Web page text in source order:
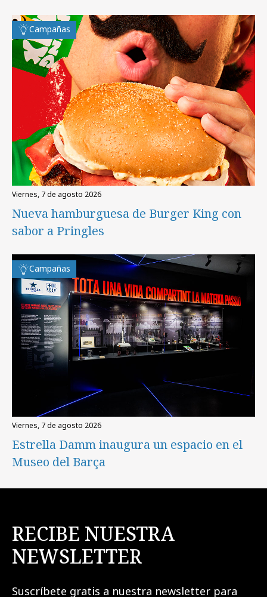
Campañas
viernes, 7 de agosto 2026
Nueva hamburguesa de Burger King con
sabor a Pringles
Campañas
viernes, 7 de agosto 2026
Estrella Damm inaugura un espacio en el
Museo del Barça
RECIBE NUESTRA
NEWSLETTER
Suscríbete gratis a nuestra newsletter para